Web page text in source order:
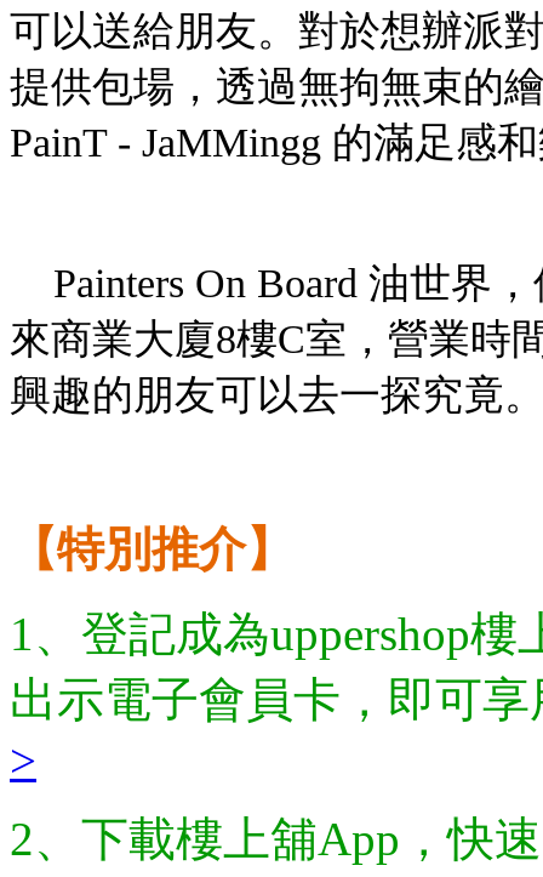
可以送給朋友。對於想辦派
提供包場，透過無拘無束的
PainT - JaMMingg 的滿足感
Painters On Board 油世界
來商業大廈8樓C室，營業時
興趣的朋友可以去一探究竟
【特別推介】
1、登記成為uppershop
出示電子會員卡，即可
>
2、下載樓上舖App，快